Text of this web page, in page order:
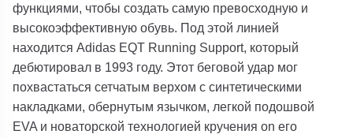
функциями, чтобы создать самую превосходную и
высокоэффективную обувь. Под этой линией
находится Adidas EQT Running Support, который
дебютировал в 1993 году. Этот беговой удар мог
похвастаться сетчатым верхом с синтетическими
накладками, обернутым язычком, легкой подошвой
EVA и новаторской технологией кручения on его